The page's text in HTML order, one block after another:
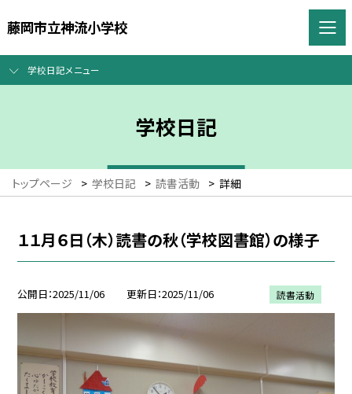
藤岡市立神流小学校
学校日記メニュー
学校日記
トップページ > 学校日記 > 読書活動 > 詳細
１１月６日（木）読書の秋（学校図書館）の様子
公開日 2025/11/06 更新日 2025/11/06 読書活動